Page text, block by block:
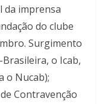
da imprensa
do clube
Surgimento
o Icab,
o Nucab);
Contravenção